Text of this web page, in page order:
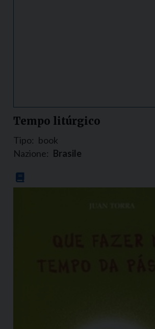
Tempo litúrgico
Tipo: book
Nazione: Brasile